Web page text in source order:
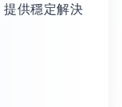
提供穩定解決